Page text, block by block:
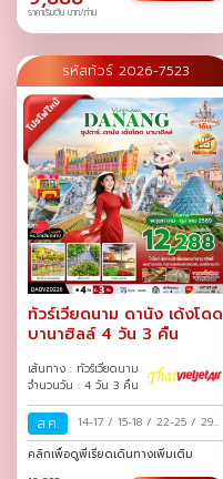
ส.ค.-03 ก.ย./
ราคาเริ่มต้น บาท/ท่าน
รหัสทัวร์ 2026-7523
ทัวร์เวียดนาม ดานัง เด้งโดด
บานาฮิลล์ 4 วัน 3 คืน
เส้นทาง : ทัวร์เวียดนาม
จำนวนวัน : 4 วัน 3 คืน
ส.ค. 14-17 / 15-18 / 22-25 / 29
ส.ค.-01 ก.ย./
คลิกเพื่อดูพีเรียดเดินทางเพิ่มเติม